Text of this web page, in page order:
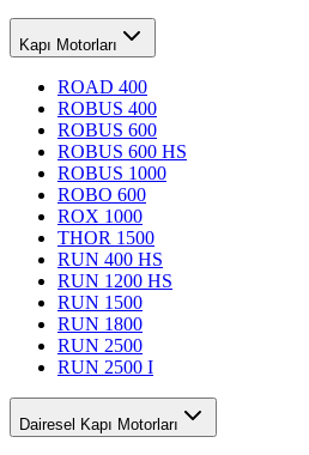
Kapı Motorları
ROAD 400
ROBUS 400
ROBUS 600
ROBUS 600 HS
ROBUS 1000
ROBO 600
ROX 1000
THOR 1500
RUN 400 HS
RUN 1200 HS
RUN 1500
RUN 1800
RUN 2500
RUN 2500 I
Dairesel Kapı Motorları